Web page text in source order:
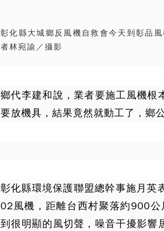
彰化縣大城鄉反風機自救會今天到彰品
者林宛諭／攝影
鄉代李建和說，業者要施工風機根
要放機具，結果竟然就動工了，鄉
彰化縣環境保護聯盟總幹事施月英
02風機，距離台西村聚落約900
到很明顯的風切聲，噪音干擾影響